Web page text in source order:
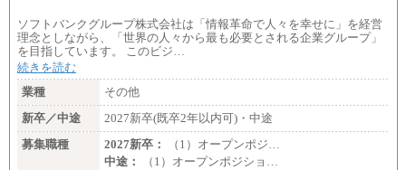
ソフトバンクグループ株式会社は「情報革命で人々を幸せに」を経営
理念としながら、「世界の人々から最も必要とされる企業グループ」
を目指しています。 このビジ…
続きを読む
業種
その他
新卒／中途
2027新卒(既卒2年以内可)・中途
募集職種
2027新卒：
（1）オープンポジ…
中途：
（1）オープンポジショ…